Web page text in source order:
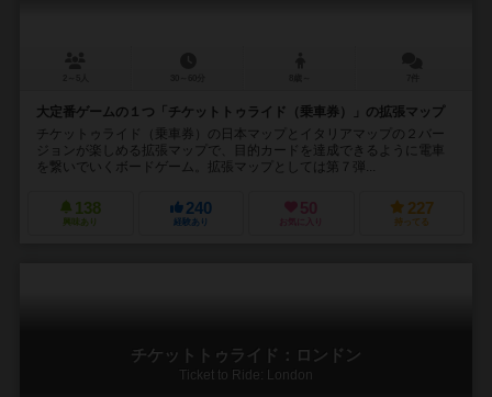
大定番ゲームの１つ「チケットトゥライド（乗車券）」の拡張マップ
チケットゥライド（乗車券）の日本マップとイタリアマップの２バー
ジョンが楽しめる拡張マップで、目的カードを達成できるように電車
を繋いでいくボードゲーム。拡張マップとしては第７弾...
138
興味あり
240
経験あり
50
お気に入り
227
持ってる
チケットトゥライド：ロンドン
Ticket to Ride: London